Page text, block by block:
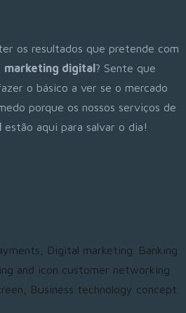
os resultados que pretende com
marketing digital ? Sente que
o básico a ver se o mercado
porque os nossos serviços de
estão aqui para salvar o dia!